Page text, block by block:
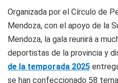
Organizada por el Círculo de
Mendoza, con el apoyo de la
Mendoza, la gala reunirá a
deportistas de la provincia y
de la temporada 2025
se han confeccionado 58